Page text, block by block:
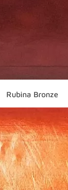
Rubina Bronze